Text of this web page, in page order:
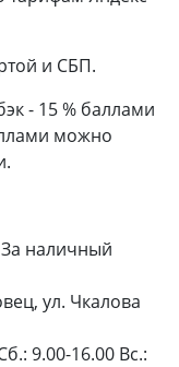
и СБП.
- 15 % баллами
можно
наличный
ул. Чкалова
9.00-16.00 Вс.: